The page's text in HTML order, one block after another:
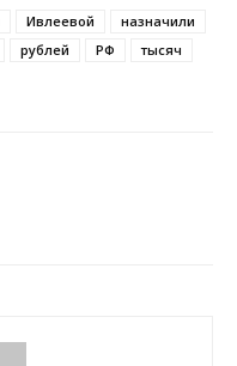
Ивлеевой
назначили
рублей РФ
тысяч